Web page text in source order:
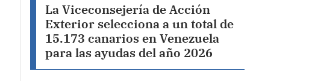
La Viceconsejería de Acción
Exterior selecciona a un total de
15.173 canarios en Venezuela
para las ayudas del año 2026